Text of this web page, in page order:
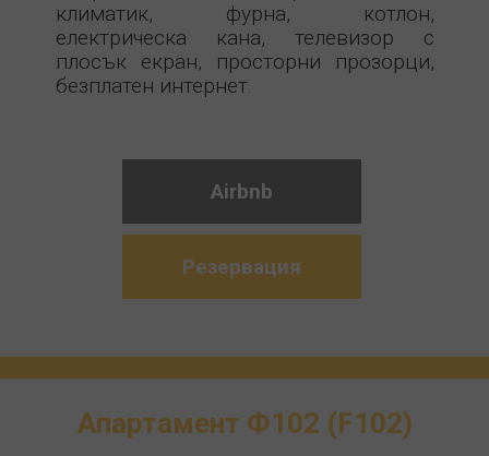
Апартамент Ф102 (F102)
климатик, фурна, котлон,
електрическа кана, телевизор с
плосък екран, просторни прозорци,
безплатен интернет.
Airbnb
Резервация